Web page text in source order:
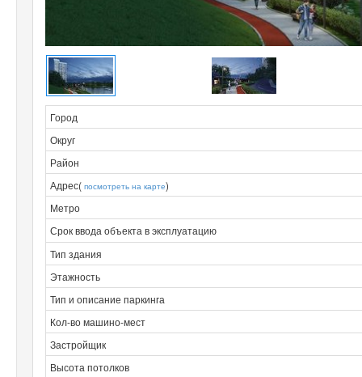
Город
Округ
Район
Адрес( посмотреть на карте)
Метро
Срок ввода объекта в эксплуатацию
Тип здания
Этажность
Тип и описание паркинга
Кол-во машино-мест
Застройщик
Высота потолков